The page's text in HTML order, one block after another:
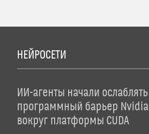
НЕЙРОСЕТИ
ИИ-агенты начали ослаблять
программный барьер Nvidia
вокруг платформы CUDA